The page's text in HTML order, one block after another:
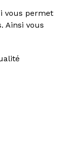
vous permet
Ainsi vous